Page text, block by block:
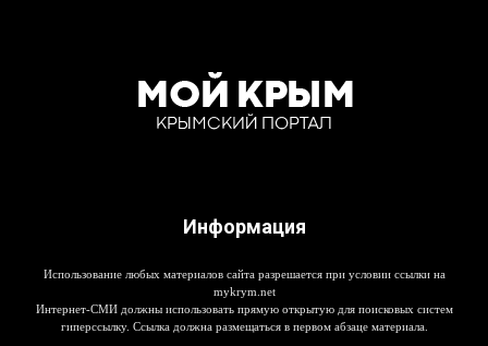
Информация
Использование любых материалов сайта разрешается при условии ссылки на
mykrym.net
Интернет-СМИ должны использовать прямую открытую для поисковых систем
гиперссылку. Ссылка должна размещаться в первом абзаце материала.